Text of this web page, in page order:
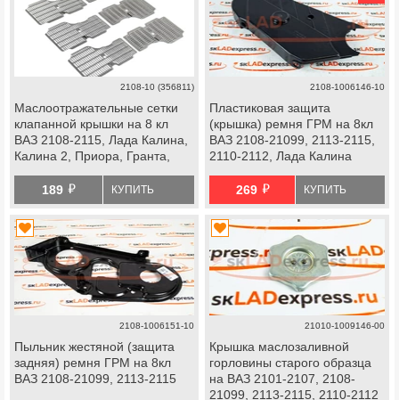
2108-10 (356811)
Маслоотражательные сетки
клапанной крышки на 8 кл
ВАЗ 2108-2115, Лада Калина,
Калина 2, Приора, Гранта,
189 й КУПИТЬ
2108-1006146-10
Пластиковая защита
(крышка) ремня ГРМ на 8кл
ВАЗ 2108-21099, 2113-2115,
2110-2112, Лада Калина
269 й КУПИТЬ
2108-1006151-10
Пыльник жестяной (защита
задняя) ремня ГРМ на 8кл
ВАЗ 2108-21099, 2113-2115
21010-1009146-00
Крышка маслозаливной
горловины старого образца
на ВАЗ 2101-2107, 2108-
21099, 2113-2115, 2110-2112